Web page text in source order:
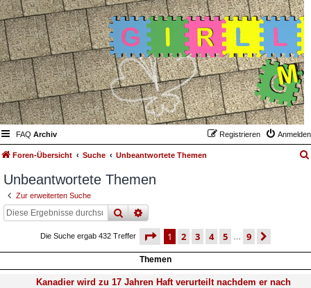
FAQ Archiv Anmelden
Registrieren
Foren-Übersicht Suche Unbeantwortete Themen
Unbeantwortete Themen
Zur erweiterten Suche
sucheerweiterte
Die Suche ergab 432 Treffer seite 1 von 9
1 2 3 4 5 9
Themen
Kanadier wird zu 17 Jahren Haft verurteilt nachdem er nach